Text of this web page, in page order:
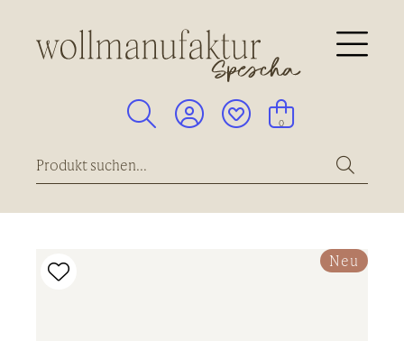
   0


Neu
